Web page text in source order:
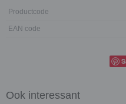
Productcode
EAN code
Ook interessant